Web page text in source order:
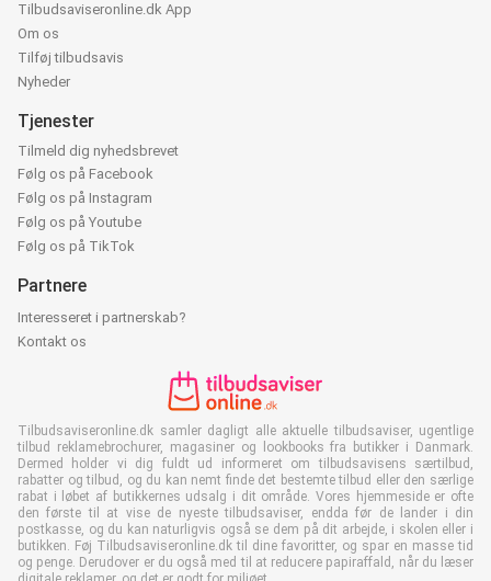
Tilbudsaviseronline.dk App
Om os
Tilføj tilbudsavis
Nyheder
Tjenester
Tilmeld dig nyhedsbrevet
Følg os på Facebook
Følg os på Instagram
Følg os på Youtube
Følg os på TikTok
Partnere
Interesseret i partnerskab?
Kontakt os
Tilbudsaviseronline.dk samler dagligt alle aktuelle tilbudsaviser, ugentlige
tilbud reklamebrochurer, magasiner og lookbooks fra butikker i Danmark.
Dermed holder vi dig fuldt ud informeret om tilbudsavisens særtilbud,
rabatter og tilbud, og du kan nemt finde det bestemte tilbud eller den særlige
rabat i løbet af butikkernes udsalg i dit område. Vores hjemmeside er ofte
den første til at vise de nyeste tilbudsaviser, endda før de lander i din
postkasse, og du kan naturligvis også se dem på dit arbejde, i skolen eller i
butikken. Føj Tilbudsaviseronline.dk til dine favoritter, og spar en masse tid
og penge. Derudover er du også med til at reducere papiraffald, når du læser